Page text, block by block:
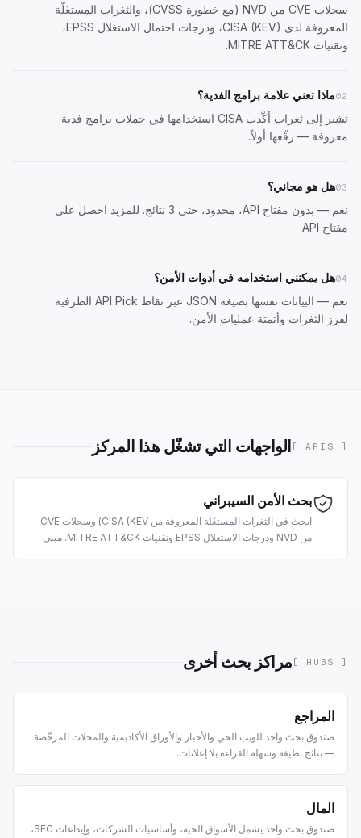
سجلات CVE من NVD (مع خطورة CVSS)، والثغرات المستغَلّة
المعروفة لدى CISA (KEV)، ودرجات احتمال الاستغلال EPSS،
وتقنيات MITRE ATT&CK.
02ماذا تعني علامة برامج الفدية؟
تشير إلى ثغرات أكّدت CISA استخدامها في حملات برامج فدية
معروفة — رقّعها أولاً.
03هل هو مجاني؟
نعم — بدون مفتاح API، محدود، حتى 3 نتائج. للمزيد
احصل على
مفتاح API
.
04هل يمكنني استخدامه في أدوات الأمن؟
نعم — البيانات نفسها بصيغة JSON عبر
نقاط API Pick الطرفية
لفرز الثغرات وأتمتة عمليات الأمن.
[ APIS ] الواجهات التي تشغّل هذا المركز
بحث الأمن السيبراني
ابحث في الثغرات المستغَلة المعروفة من CISA (KEV) وسجلات CVE
من NVD ودرجات الاستغلال EPSS وتقنيات MITRE ATT&CK. مبني
[ HUBS ] مراكز بحث أخرى
المراجع
صندوق بحث واحد للويب الحي والأخبار والأوراق الأكاديمية والمجلات المرخّصة
— نتائج نظيفة وسهلة القراءة بلا إعلانات.
المال
صندوق بحث واحد يشمل الأسواق الحية، وأساسيات الشركات، وإيداعات SEC،